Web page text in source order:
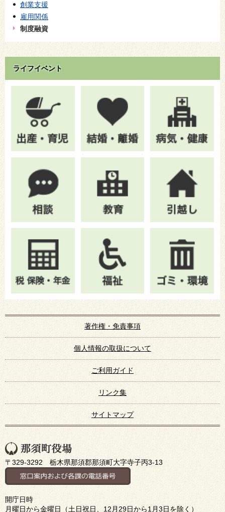
創業支援
雇用関係
制度融資
ライフイベント
著作権・免責事項
個人情報の取扱について
ご利用ガイド
リンク集
サイトマップ
〒329-3292 栃木県那須郡那須町大字寺子丙3-13
開庁日時
月曜日から金曜日（土日祝日、12月29日から1月3日を除く）